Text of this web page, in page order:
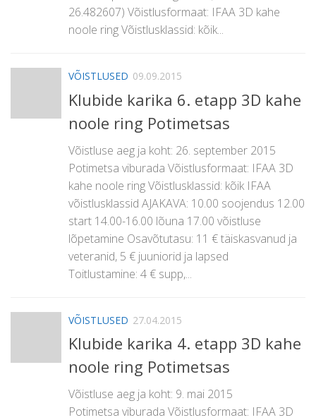
26.482607) Võistlusformaat: IFAA 3D kahe
noole ring Võistlusklassid: kõik...
VÕISTLUSED 09.09.2015
Klubide karika 6. etapp 3D kahe
noole ring Potimetsas
Võistluse aeg ja koht: 26. september 2015
Potimetsa viburada Võistlusformaat: IFAA 3D
kahe noole ring Võistlusklassid: kõik IFAA
võistlusklassid AJAKAVA: 10.00 soojendus 12.00
start 14.00-16.00 lõuna 17.00 võistluse
lõpetamine Osavõtutasu: 11 € täiskasvanud ja
veteranid, 5 € juuniorid ja lapsed
Toitlustamine: 4 € supp,...
VÕISTLUSED 27.04.2015
Klubide karika 4. etapp 3D kahe
noole ring Potimetsas
Võistluse aeg ja koht: 9. mai 2015
Potimetsa viburada Võistlusformaat: IFAA 3D